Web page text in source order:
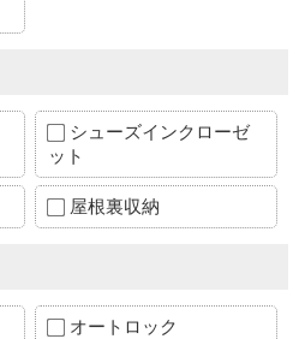
シューズインクローゼ
ット
屋根裏収納
オートロック